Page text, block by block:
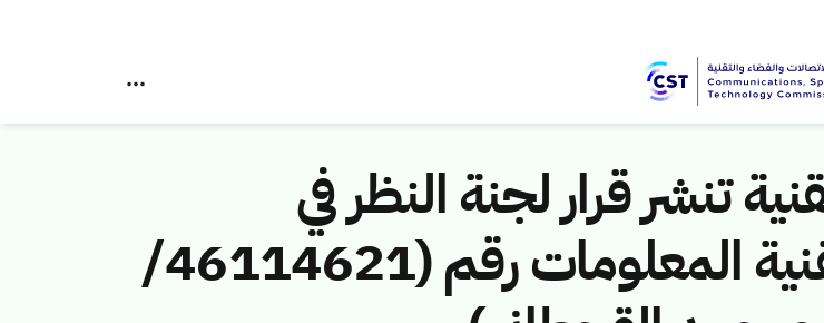
تنشر قرار لجنة النظر في
مخالفات نظام الاتصالات وتقنية المعلومات رقم (46114621/